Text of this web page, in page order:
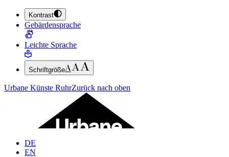
ZUM HAUPTINHALT SPRINGEN (ENTER DRÜCKEN)
ZUM FUSSBEREICH SPRINGEN (ENTER DRÜCKEN)
Kontrast
Gebärdensprache
Leichte Sprache
Schriftgröße
Urbane Künste RuhrZurück nach oben
DE
EN